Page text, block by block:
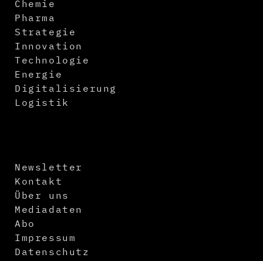
Chemie
Pharma
Strategie
Innovation
Technologie
Energie
Digitalisierung
Logistik
Newsletter
Kontakt
Über uns
Mediadaten
Abo
Impressum
Datenschutz